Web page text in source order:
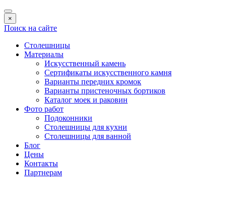
×
Поиск на сайте
Столешницы
Материалы
Искусственный камень
Сертификаты искусственного камня
Варианты передних кромок
Варианты пристеночных бортиков
Каталог моек и раковин
Фото работ
Подоконники
Столешницы для кухни
Столешницы для ванной
Блог
Цены
Контакты
Партнерам